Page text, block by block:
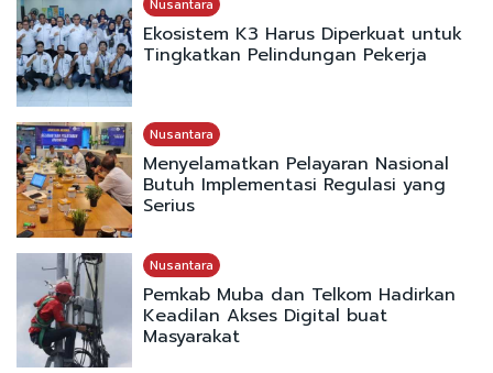
Nusantara
Ekosistem K3 Harus Diperkuat untuk
Tingkatkan Pelindungan Pekerja
Nusantara
Menyelamatkan Pelayaran Nasional
Butuh Implementasi Regulasi yang
Serius
Nusantara
Pemkab Muba dan Telkom Hadirkan
Keadilan Akses Digital buat
Masyarakat